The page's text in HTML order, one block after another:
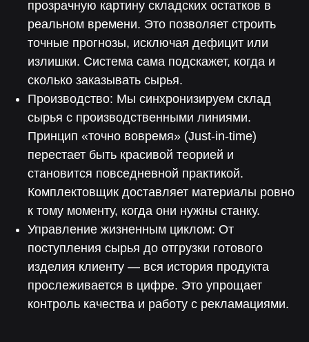
прозрачную картину складских остатков в
реальном времени. Это позволяет строить
точные прогнозы, исключая дефицит или
излишки. Система сама подскажет, когда и
сколько заказывать сырья.
Производство: Мы синхронизируем склад
сырья с производственными линиями.
Принцип «точно вовремя» (Just-in-time)
перестает быть красивой теорией и
становится повседневной практикой.
Комплектовщик доставляет материалы ровно
к тому моменту, когда они нужны станку.
Управление жизненным циклом: От
поступления сырья до отгрузки готового
изделия клиенту — вся история продукта
прослеживается в цифре. Это упрощает
контроль качества и работу с рекламациями.
Консультация
Чтобы рассчитать окупаемость
Менеджер
и запуском коммуникаций